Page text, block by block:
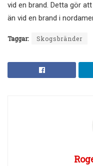
vid en brand. Detta gör
än vid en brand i
Taggar: Skogsbränder